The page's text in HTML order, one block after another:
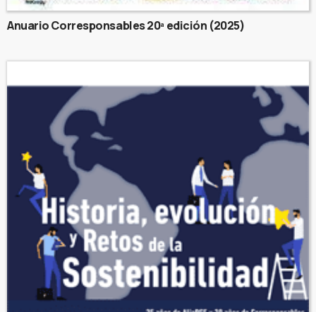
Anuario Corresponsables 20ª edición (2025)